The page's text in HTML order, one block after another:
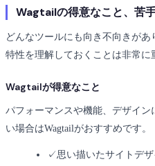
Wagtailの得意なこと、苦
どんなツールにも向き不向きが
特性を理解しておくことは非常に
Wagtailが得意なこと
パフォーマンスや機能、デザイ
い場合はWagtailがおすすめです。
✓ 思い描いたサイトデ